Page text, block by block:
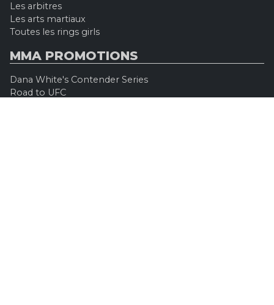
Les arbitres
Les arts martiaux
Toutes les rings girls
MMA PROMOTIONS
Dana White's Contender Series
Road to UFC